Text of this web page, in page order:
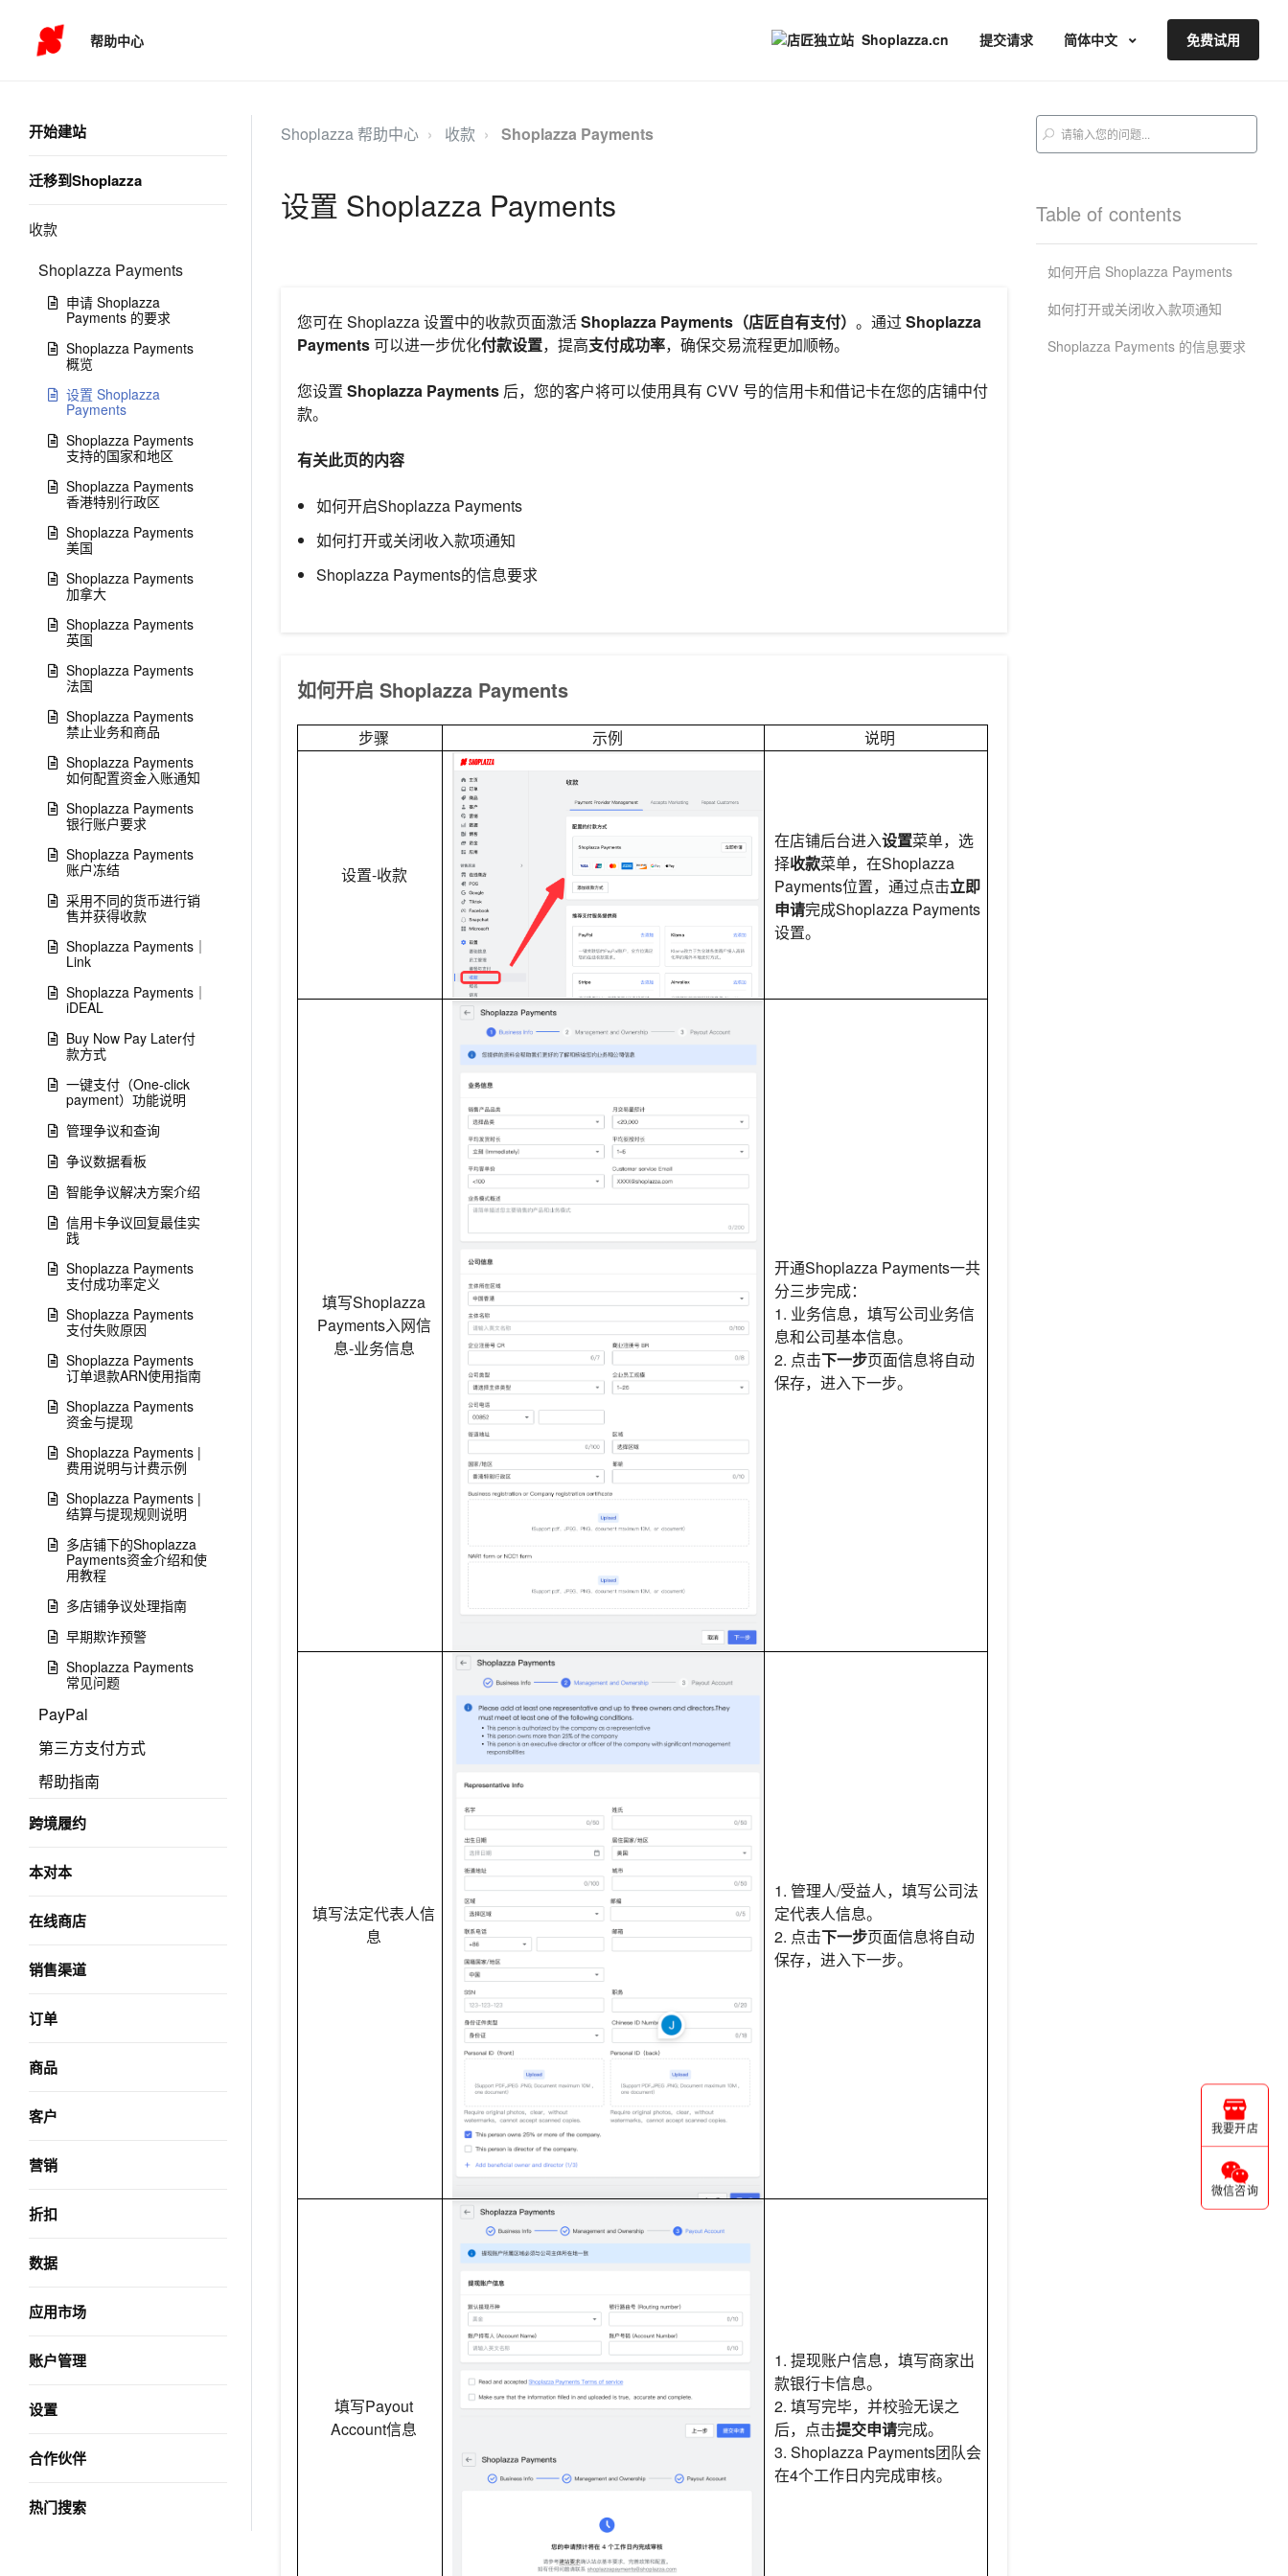
帮助中心 Shoplazza.cn 提交请求 简体中文 免费试用
开始建站
迁移到Shoplazza
收款
Shoplazza Payments
申请 Shoplazza
Payments 的要求
Shoplazza Payments
概览
设置 Shoplazza
Payments
Shoplazza Payments
支持的国家和地区
Shoplazza Payments
香港特别行政区
Shoplazza Payments
美国
Shoplazza Payments
加拿大
Shoplazza Payments
英国
Shoplazza Payments
法国
Shoplazza Payments
禁止业务和商品
Shoplazza Payments
如何配置资金入账通知
Shoplazza Payments
银行账户要求
Shoplazza Payments
账户冻结
采用不同的货币进行销
售并获得收款
Shoplazza Payments｜
Link
Shoplazza Payments｜
iDEAL
Buy Now Pay Later付
款方式
一键支付（One-click
payment）功能说明
管理争议和查询
争议数据看板
智能争议解决方案介绍
信用卡争议回复最佳实
践
Shoplazza Payments
支付成功率定义
Shoplazza Payments
支付失败原因
Shoplazza Payments
订单退款ARN使用指南
Shoplazza Payments
资金与提现
Shoplazza Payments |
费用说明与计费示例
Shoplazza Payments |
结算与提现规则说明
多店铺下的Shoplazza
Payments资金介绍和使
用教程
多店铺争议处理指南
早期欺诈预警
Shoplazza Payments
常见问题
PayPal
第三方支付方式
帮助指南
跨境履约
本对本
在线商店
销售渠道
订单
商品
客户
营销
折扣
数据
应用市场
账户管理
设置
合作伙伴
热门搜索
Shoplazza 帮助中心 收款 Shoplazza Payments
设置 Shoplazza Payments
您可在 Shoplazza 设置中的收款页面激活Shoplazza Payments（店匠自有支付） 。通过 Shoplazza
Payments可以进一步优化付款设置，提高支付成功率，确保交易流程更加顺畅。
您设置 Shoplazza Payments后，您的客户将可以使用具有 CVV 号的信用卡和借记卡在您的店铺中付
款。
有关此页的内容
如何开启Shoplazza Payments
如何打开或关闭收入款项通知
Shoplazza Payments的信息要求
如何开启 Shoplazza Payments
步骤 示例 说明
设置-收款
在店铺后台进入设置菜单，选
择收款菜单，在Shoplazza
Payments位置，通过点击立即
申请完成Shoplazza Payments
设置。
填写Shoplazza
Payments入网信
息-业务信息
开通Shoplazza Payments一共
分三步完成：
1. 业务信息，填写公司业务信
息和公司基本信息。
2. 点击下一步页面信息将自动
保存，进入下一步。
填写法定代表人信
息
1. 管理人/受益人，填写公司法
定代表人信息。
2. 点击下一步页面信息将自动
保存，进入下一步。
填写Payout
Account信息
1. 提现账户信息，填写商家出
款银行卡信息。
2. 填写完毕，并校验无误之
后，点击提交申请完成。
3. Shoplazza Payments团队会
在4个工作日内完成审核。
Table of contents
如何开启 Shoplazza Payments
如何打开或关闭收入款项通知
Shoplazza Payments 的信息要求
我要开店
微信咨询